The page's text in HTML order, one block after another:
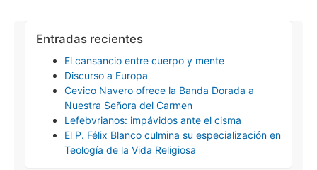
Entradas recientes
El cansancio entre cuerpo y mente
Discurso a Europa
Cevico Navero ofrece la Banda Dorada a
Nuestra Señora del Carmen
Lefebvrianos: impávidos ante el cisma
El P. Félix Blanco culmina su especialización en
Teología de la Vida Religiosa